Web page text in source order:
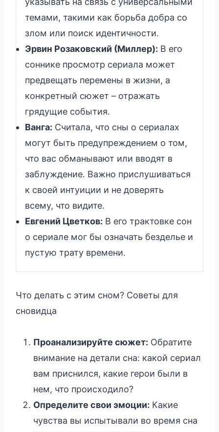
темами, такими как борьба добра со
злом или поиск идентичности.
Эрвин Розаковский (Миллер): В его
соннике просмотр сериала может
предвещать перемены в жизни, а
конкретный сюжет – отражать
грядущие события.
Ванга: Считала, что сны о сериалах
могут быть предупреждением о том,
что вас обманывают или вводят в
заблуждение. Важно прислушиваться
к своей интуиции и не доверять
всему, что видите.
Евгений Цветков: В его трактовке сон
о сериале мог бы означать безделье и
пустую трату времени.
Что делать с этим сном? Советы для
сновидца
Проанализируйте сюжет: Обратите
внимание на детали сна: какой сериал
вам приснился, какие герои были в
нем, что происходило?
Определите свои эмоции: Какие
чувства вы испытывали во время сна